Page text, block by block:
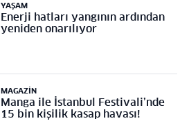
YAŞAM
Enerji hatları yangının ardından
yeniden onarılıyor
MAGAZIN
Manga ile İstanbul Festivali’nde
15 bin kişilik kasap havası!